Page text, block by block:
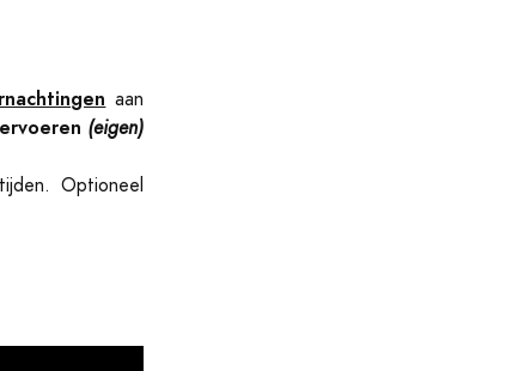
aan
(eigen)
Optioneel